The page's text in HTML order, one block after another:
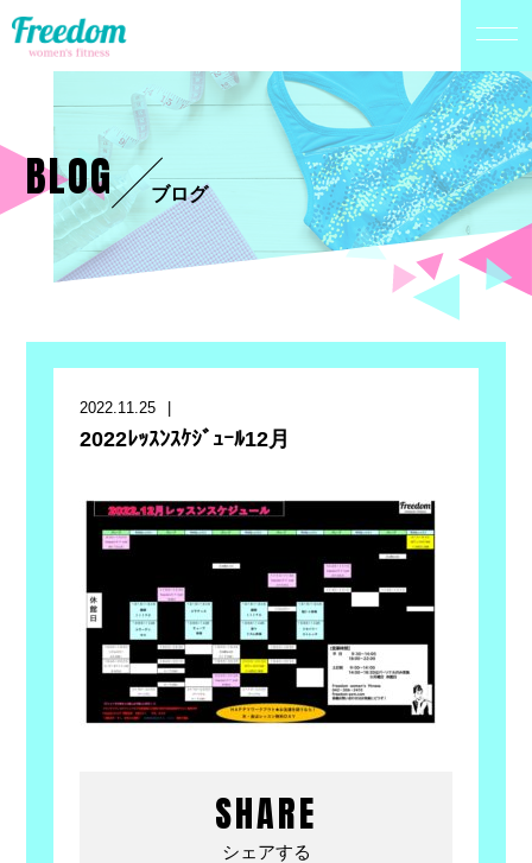
BLOG ブログ
2022.11.25
2022ﾚｯｽﾝｽｹｼﾞｭｰﾙ12月
SHARE
シェアする